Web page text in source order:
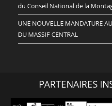
du Conseil National de la
UNE NOUVELLE MANDATURE
DU MASSIF CENTRAL
PARTENAIRES